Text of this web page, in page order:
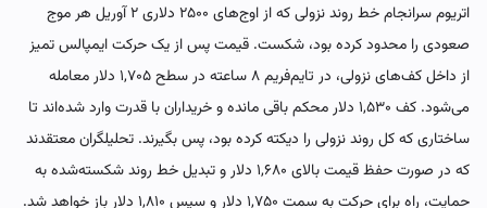
اتریوم سرانجام خط روند نزولی که از اوج‌های ۲۵۰۰ دلاری ۲ آوریل هر موج
صعودی را محدود کرده بود، شکست. قیمت پس از یک حرکت ایمپالس تمیز
از داخل کف‌های نزولی، در تایم‌فریم ۸ ساعته در سطح ۱,۷۰۵ دلار معامله
می‌شود. کف ۱,۵۳۰ دلار محکم باقی مانده و خریداران با قدرت وارد شده‌اند تا
ساختاری که کل روند نزولی را دیکته کرده بود، پس بگیرند. تحلیلگران معتقدند
که در صورت حفظ قیمت بالای ۱,۶۸۰ دلار و تبدیل خط روند شکسته‌شده به
حمایت، راه برای حرکت به سمت ۱,۷۵۰ دلار و سپس ۱,۸۱۰ دلار باز خواهد شد.